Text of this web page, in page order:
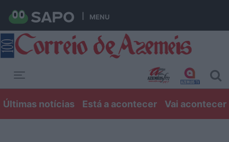
MENU
Últimas notícias Está a acontecer Vai acontecer